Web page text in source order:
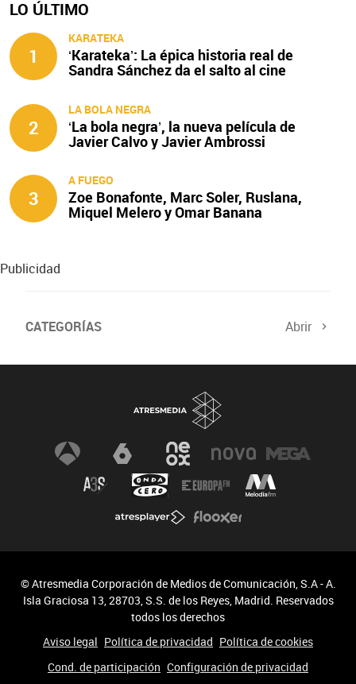
LO ÚLTIMO
1
KARATEKA
‘Karateka’: La épica historia real de
Sandra Sánchez da el salto al cine
2
LA BOLA NEGRA
‘La bola negra’, la nueva película de
Javier Calvo y Javier Ambrossi
3
A FUEGO
Zoe Bonafonte, Marc Soler, Ruslana,
Miquel Melero y Omar Banana
protagonizan ‘A fuego’
Publicidad
CATEGORÍAS Abrir
© Atresmedia Corporación de Medios de Comunicación, S.A - A.
Isla Graciosa 13, 28703, S.S. de los Reyes, Madrid. Reservados
todos los derechos
Aviso legal Política de privacidad Política de cookies
Cond. de participación Configuración de privacidad